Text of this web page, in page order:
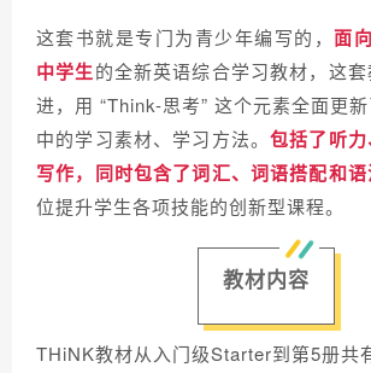
这套书就是专门为青少年编写的，面向
中学生的全新英语综合学习教材，这
进，用 “Think-思考” 这个元素全面更
中的学习素材、学习方法。包括了听力
写作，同时包含了词汇、词语搭配和
位提升学生各项技能的创新型课程。
教材内容
THiNK教材从入门级Starter到第5册共